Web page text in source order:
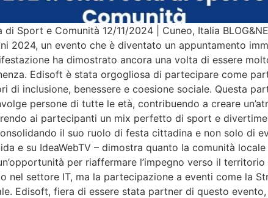
Sport e Comunità 12/11/2024 | Cuneo, Italia
2024, un evento che è diventato un appuntamento
ha dimostrato ancora una volta di essere
Edisoft è stata orgogliosa di partecipare come
di inclusione, benessere e coesione sociale. Questa
persone di tutte le età, contribuendo a creare
ai partecipanti un mix perfetto di sport e
il suo ruolo di festa cittadina e non solo di
e su IdeaWebTV – dimostra quanto la comunità
per riaffermare l’impegno verso il
nel settore IT, ma la partecipazione a eventi come la
Edisoft, fiera di essere stata partner di questo